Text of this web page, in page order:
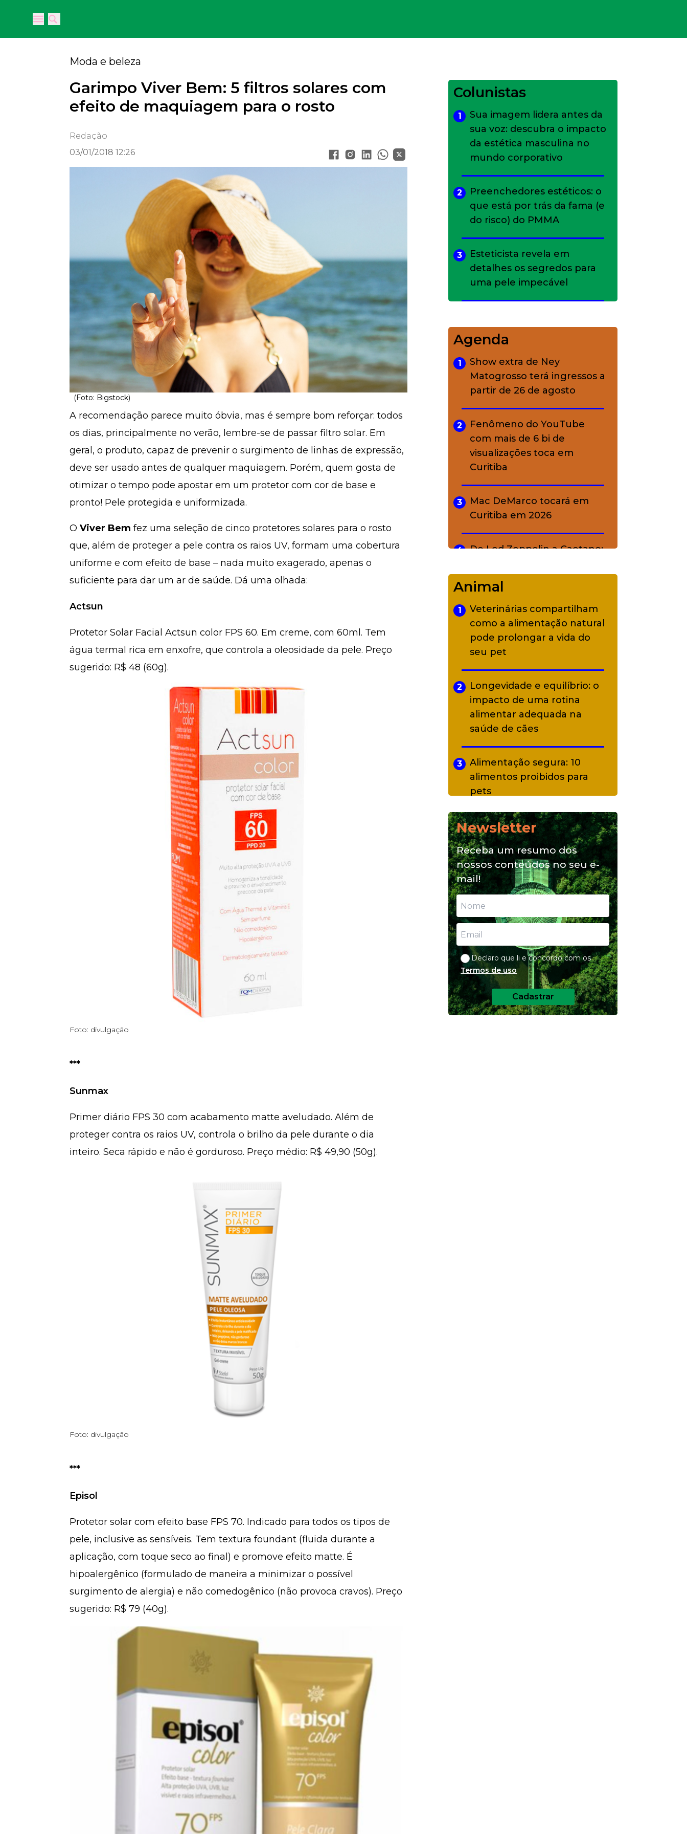
Open main menu
Open main menu
Moda e beleza
Garimpo Viver Bem: 5 filtros solares com
efeito de maquiagem para o rosto
Redação
03/01/2018 12:26
(Foto: Bigstock)
A recomendação parece muito óbvia, mas é sempre bom reforçar: todos
os dias, principalmente no verão, lembre-se de passar filtro solar. Em
geral, o produto, capaz de prevenir o surgimento de linhas de expressão,
deve ser usado antes de qualquer maquiagem. Porém, quem gosta de
otimizar o tempo pode apostar em um protetor com cor de base e
pronto! Pele protegida e uniformizada.
O Viver Bem fez uma seleção de cinco protetores solares para o rosto
que, além de proteger a pele contra os raios UV, formam uma cobertura
uniforme e com efeito de base – nada muito exagerado, apenas o
suficiente para dar um ar de saúde. Dá uma olhada:
Actsun
Protetor Solar Facial Actsun color FPS 60. Em creme, com 60ml. Tem
água termal rica em enxofre, que controla a oleosidade da pele. Preço
sugerido: R$ 48 (60g).
Foto: divulgação
***
Sunmax
Primer diário FPS 30 com acabamento matte aveludado. Além de
proteger contra os raios UV, controla o brilho da pele durante o dia
inteiro. Seca rápido e não é gorduroso. Preço médio: R$ 49,90 (50g).
Foto: divulgação
***
Episol
Protetor solar com efeito base FPS 70. Indicado para todos os tipos de
pele, inclusive as sensíveis. Tem textura foundant (fluida durante a
aplicação, com toque seco ao final) e promove efeito matte. É
hipoalergênico (formulado de maneira a minimizar o possível
surgimento de alergia) e não comedogênico (não provoca cravos). Preço
sugerido: R$ 79 (40g).
Colunistas
1
Sua imagem lidera antes da
sua voz: descubra o impacto
da estética masculina no
mundo corporativo
2
Preenchedores estéticos: o
que está por trás da fama (e
do risco) do PMMA
3
Esteticista revela em
detalhes os segredos para
uma pele impecável
charme rústico que
conquistou o luxo
A ciência por trás da
skincare: a função de cada
ativo
Agenda
1
Show extra de Ney
Matogrosso terá ingressos a
partir de 26 de agosto
2
Fenômeno do YouTube
com mais de 6 bi de
visualizações toca em
Curitiba
3
Mac DeMarco tocará em
Curitiba em 2026
4
De Led Zeppelin a Caetano:
diverso a partir de R$ 17
5
Adriana Calcanhotto retoma
alter ego infantil para show
em Curitiba
Animal
1
Veterinárias compartilham
como a alimentação natural
pode prolongar a vida do
seu pet
2
Longevidade e equilíbrio: o
impacto de uma rotina
alimentar adequada na
saúde de cães
3
Alimentação segura: 10
alimentos proibidos para
pets
4
Alimentação natural e mix
feeding: conheça essas
opções para nutrição do seu
pet
Newsletter
Receba um resumo dos
nossos conteúdos no seu e-
mail!
Declaro que li e concordo com os
Termos de uso
Cadastrar